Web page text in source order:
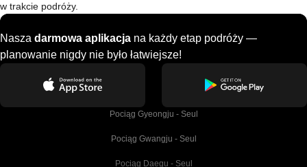
w trakcie podróży.
Nasza darmowa aplikacja na każdy etap podróży —
planowanie nigdy nie było łatwiejsze!
Pociąg Gyeongju - Seul
Pociąg Gwangju - Seul
Pociąg Daegu - Seul